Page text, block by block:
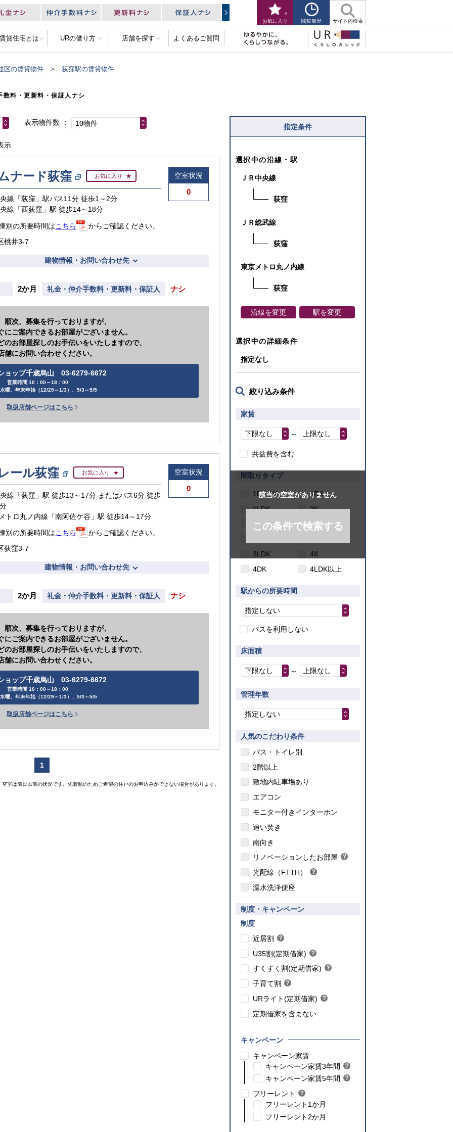
お気に入り
0
閲覧履歴 サイト内検索
貸住宅とは URの借り方 店舗を探す よくあるご質問
区の賃貸物件 荻窪駅の賃貸物件
数料・更新料・保証人ナシ
表示物件数 10物件
示
ナード荻窪 お気に入り
線「荻窪」駅バス11分 徒歩1～2分
線「西荻窪」駅 徒歩14～18分
別の所要時間はこちら
からご確認ください。
桃井3-7
空室状況
0
建物情報・お問い合わせ先
2か月 礼金・仲介手数料・更新料・保証人 ナシ
順次、募集を行っておりますが、
にご案内できるお部屋がございません。
のお部屋探しのお手伝いをいたしますので、
舗にお問い合わせください。
ョップ千歳烏山 03-6279-6672
営業時間 10：00～18：00
曜、年末年始（12/29～1/3）、5/3～5/5
取扱店舗ページはこちら
ール荻窪 お気に入り
線「荻窪」駅 徒歩13～17分 またはバス6分 徒歩
トロ丸ノ内線「南阿佐ケ谷」駅 徒歩14～17分
別の所要時間はこちら
からご確認ください。
荻窪3-7
空室状況
0
建物情報・お問い合わせ先
2か月 礼金・仲介手数料・更新料・保証人 ナシ
順次、募集を行っておりますが、
にご案内できるお部屋がございません。
のお部屋探しのお手伝いをいたしますので、
舗にお問い合わせください。
ョップ千歳烏山 03-6279-6672
営業時間 10：00～18：00
曜、年末年始（12/29～1/3）、5/3～5/5
取扱店舗ページはこちら
1
空室は前日以前の状況です。先着順のためご希望の住戸のお申込みができない場合があります。
指定条件
選択中の沿線・駅
ＪＲ中央線
荻窪
ＪＲ総武線
荻窪
東京メトロ丸ノ内線
荻窪
沿線を変更 駅を変更
選択中の詳細条件
指定なし
絞り込み条件
家賃
下限なし ～ 上限なし
共益費を含む
間取りタイプ
1R・1K
1DK
1LDK
2K
2DK
2LDK
3LDK
4K
4DK
4LDK以上
駅からの所要時間
指定しない
バスを利用しない
床面積
下限なし ～ 上限なし
管理年数
指定しない
人気のこだわり条件
バス・トイレ別
2階以上
敷地内駐車場あり
エアコン
モニター付きインターホン
追い焚き
南向き
リノベーションしたお部屋 ？
光配線（FTTH） ？
賃貸住宅のインターネット対応について
温水洗浄便座
制度・キャンペーン
制度
近居割
？
ン
ト
こちら
U35割(定期借家) ？
ン
【ご入居要件あり】35歳以下の方限定
こちら
すくすく割(定期借家) ？
ト
【ご入居要件あり】満18歳未満のお子様を
扶養、もしくはご妊娠されている方限定
こちら
子育て割 ？
ン
ト
【ご入居要件あり】子育て世帯や新婚世帯
こちら
URライト(定期借家) ？
こちら
定期借家を含まない
キャンペーン
キャンペーン家賃
キャンペーン家賃3年間 ？
ヒ
キャンペーン家賃5年間 ？
こちら
フリーレント ？
ヒ
ト
こちら
フリーレント1か月
フリーレント2か月
該当の空室がありません
この条件で検索する